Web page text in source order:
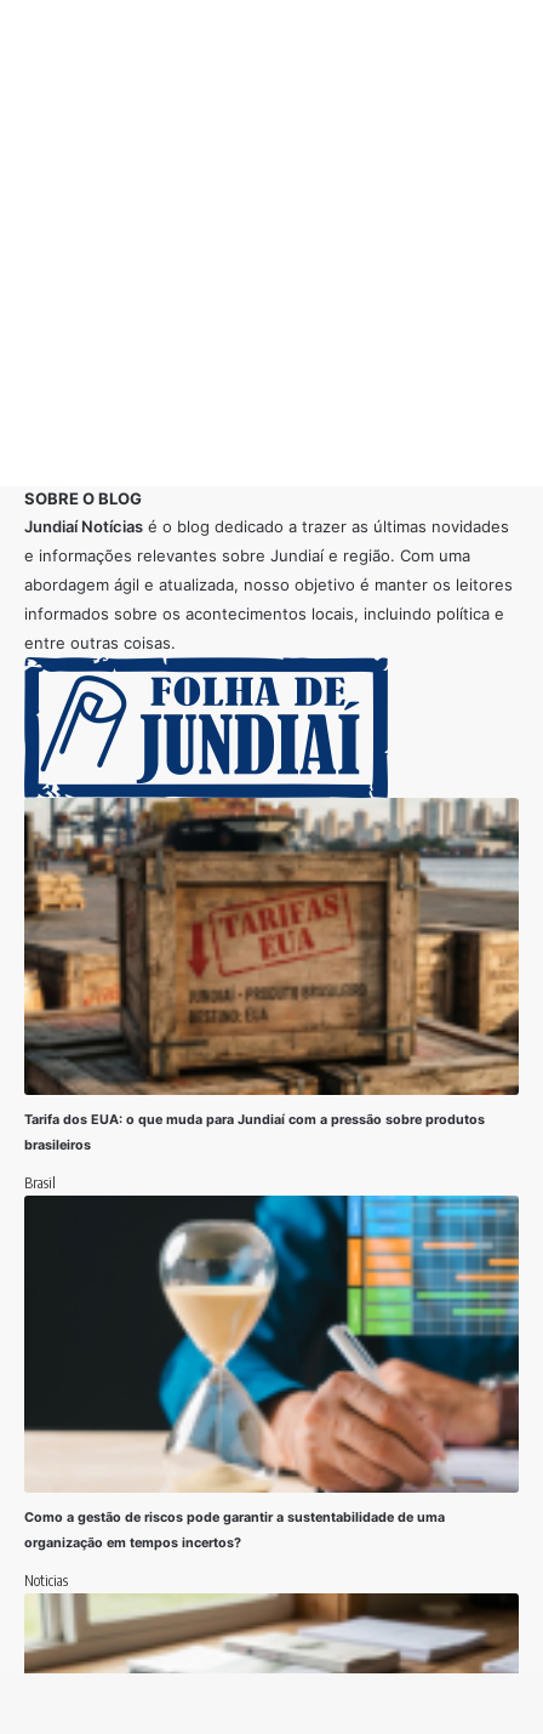
SOBRE O BLOG
Jundiaí Notícias é o blog dedicado a trazer as últimas novidades
e informações relevantes sobre Jundiaí e região. Com uma
abordagem ágil e atualizada, nosso objetivo é manter os leitores
informados sobre os acontecimentos locais, incluindo política e
entre outras coisas.
Tarifa dos EUA: o que muda para Jundiaí com a pressão sobre produtos
brasileiros
Brasil
Como a gestão de riscos pode garantir a sustentabilidade de uma
organização em tempos incertos?
Noticias